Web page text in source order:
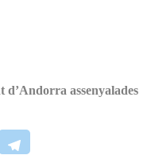
d’Andorra assenyalades